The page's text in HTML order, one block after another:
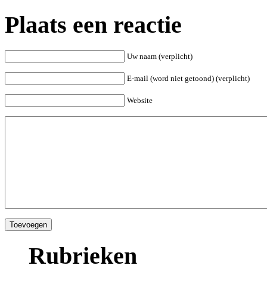
Plaats een reactie
Uw naam (verplicht)
E-mail (word niet getoond) (verplicht)
Website
Rubrieken